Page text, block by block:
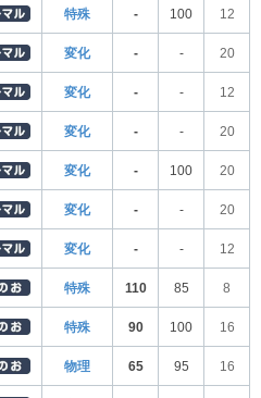
特殊 - 100 12
変化 - - 20
変化 - - 12
変化 - - 20
変化 - 100 20
変化 - - 20
変化 - - 12
特殊 110 85 8
特殊 90 100 16
物理 65 95 16